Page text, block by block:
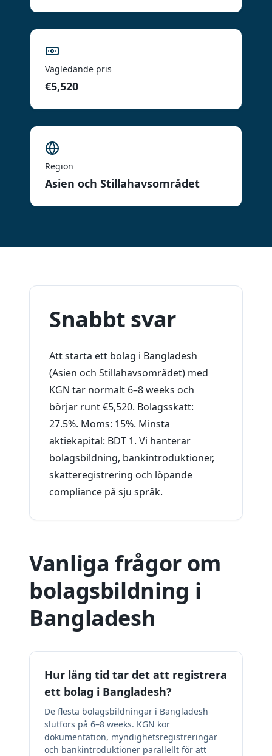
Vägledande pris
€5,520
Region
Asien och Stillahavsområdet
Snabbt svar
Att starta ett bolag i Bangladesh
(Asien och Stillahavsområdet) med
KGN tar normalt 6–8 weeks och
börjar runt €5,520. Bolagsskatt:
27.5%. Moms: 15%. Minsta
aktiekapital: BDT 1. Vi hanterar
bolagsbildning, bankintroduktioner,
skatteregistrering och löpande
compliance på sju språk.
Vanliga frågor om
bolagsbildning i
Bangladesh
Hur lång tid tar det att registrera
ett bolag i Bangladesh?
De flesta bolagsbildningar i Bangladesh
slutförs på 6–8 weeks. KGN kör
dokumentation, myndighetsregistreringar
och bankintroduktioner parallellt för att